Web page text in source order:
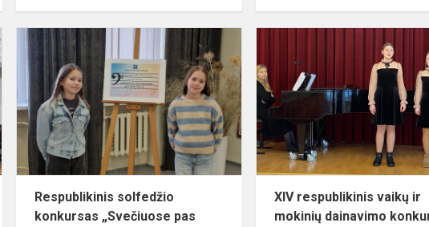
VI
Respublikinis
solfedžio
konkursas
„Muzikos
labirintai“
konkursas
„Svečiuose
pas
boso
raktą...
Respublikinis solfedžio
konkursas „Svečiuose pas
XIV respublikinis vaikų ir
mokinių dainavimo